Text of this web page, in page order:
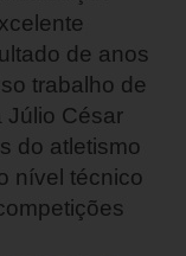
de anos
trabalho de
Júlio César
do atletismo
nível técnico